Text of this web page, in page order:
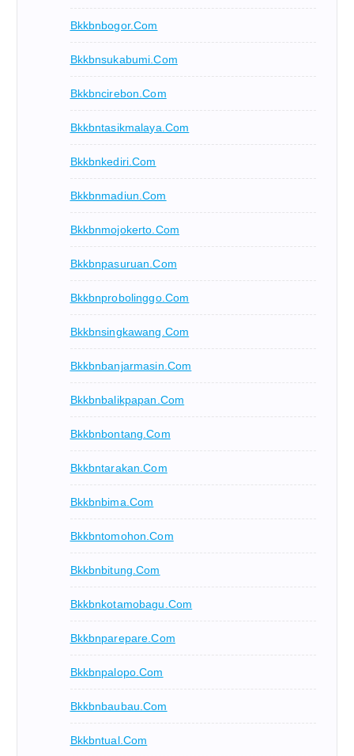
Bkkbnbogor.com
Bkkbnsukabumi.com
Bkkbncirebon.com
Bkkbntasikmalaya.com
Bkkbnkediri.com
Bkkbnmadiun.com
Bkkbnmojokerto.com
Bkkbnpasuruan.com
Bkkbnprobolinggo.com
Bkkbnsingkawang.com
Bkkbnbanjarmasin.com
Bkkbnbalikpapan.com
Bkkbnbontang.com
Bkkbntarakan.com
Bkkbnbima.com
Bkkbntomohon.com
Bkkbnbitung.com
Bkkbnkotamobagu.com
Bkkbnparepare.com
Bkkbnpalopo.com
Bkkbnbaubau.com
Bkkbntual.com